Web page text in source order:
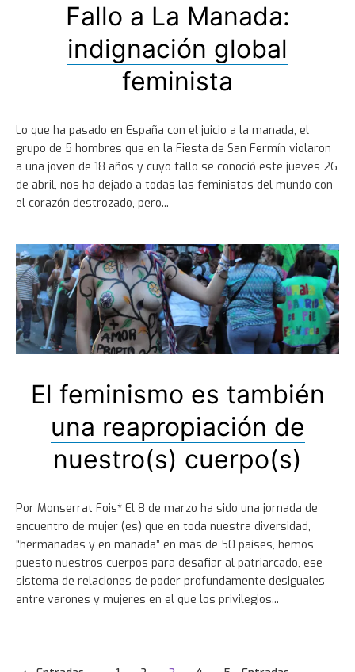
Fallo a La Manada:
indignación global
feminista
Lo que ha pasado en España con el juicio a la manada, el
grupo de 5 hombres que en la Fiesta de San Fermín violaron
a una joven de 18 años y cuyo fallo se conoció este jueves 26
de abril, nos ha dejado a todas las feministas del mundo con
el corazón destrozado, pero
El feminismo es también
una reapropiación de
nuestro(s) cuerpo(s)
Por Monserrat Fois* El 8 de marzo ha sido una jornada de
encuentro de mujer (es) que en toda nuestra diversidad,
“hermanadas y en manada” en más de 50 países, hemos
puesto nuestros cuerpos para desafiar al patriarcado, ese
sistema de relaciones de poder profundamente desiguales
entre varones y mujeres en el que los privilegios